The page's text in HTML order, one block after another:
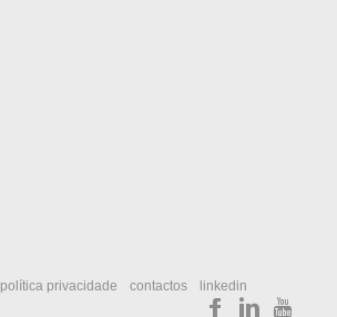
política privacidade contactos linkedin